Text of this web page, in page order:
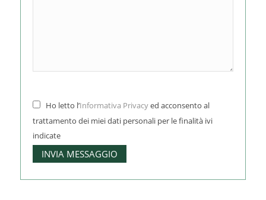
Ho letto l’Informativa Privacyed acconsento al
trattamento dei miei dati personali per le finalità ivi
indicate